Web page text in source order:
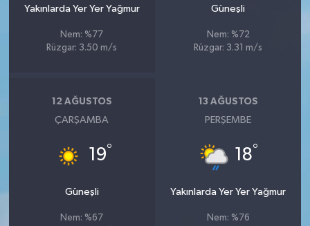
Yakınlarda Yer Yer Yağmur
Nem: %77
Rüzgar: 3.50 m/s
Güneşli
Nem: %72
Rüzgar: 3.31 m/s
12 AĞUSTOS
ÇARŞAMBA
19°
Güneşli
Nem: %67
13 AĞUSTOS
PERŞEMBE
18°
Yakınlarda Yer Yer Yağmur
Nem: %76